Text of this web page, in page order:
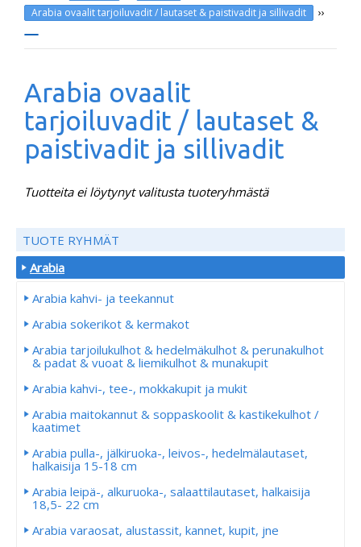
Arabia ovaalit tarjoiluvadit / lautaset & paistivadit ja sillivadit ››
Arabia ovaalit
tarjoiluvadit / lautaset &
paistivadit ja sillivadit
Tuotteita ei löytynyt valitusta tuoteryhmästä
TUOTE RYHMÄT
Arabia
Arabia kahvi- ja teekannut
Arabia sokerikot & kermakot
Arabia tarjoilukulhot & hedelmäkulhot & perunakulhot
& padat & vuoat & liemikulhot & munakupit
Arabia kahvi-, tee-, mokkakupit ja mukit
Arabia maitokannut & soppaskoolit & kastikekulhot /
kaatimet
Arabia pulla-, jälkiruoka-, leivos-, hedelmälautaset,
halkaisija 15-18 cm
Arabia leipä-, alkuruoka-, salaattilautaset, halkaisija
18,5- 22 cm
Arabia varaosat, alustassit, kannet, kupit, jne